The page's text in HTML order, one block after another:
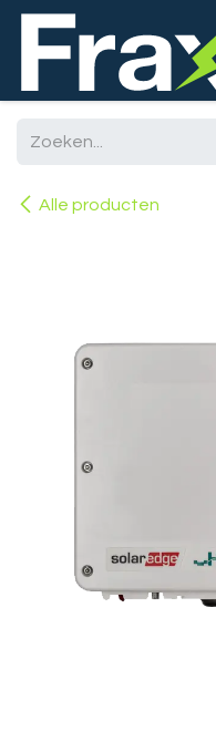
Overslaan naar inhoud
Alle producten